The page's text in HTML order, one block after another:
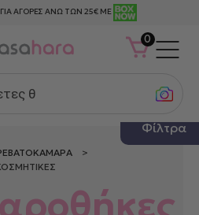
ΑΓΟΡΕΣ ΑΝΩ ΤΩΝ 25€ ΜΕ
0
θαλασ
>
Φίλτρα